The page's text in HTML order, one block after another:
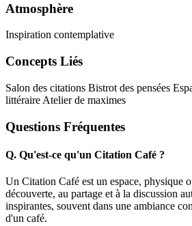
Atmosphère
Inspiration contemplative
Concepts Liés
Salon des citations Bistrot des pensées
littéraire Atelier de maximes
Questions Fréquentes
Q. Qu'est-ce qu'un Citation Café ?
Un Citation Café est un espace, physique
découverte, au partage et à la discussion
inspirantes, souvent dans une ambiance
d'un café.